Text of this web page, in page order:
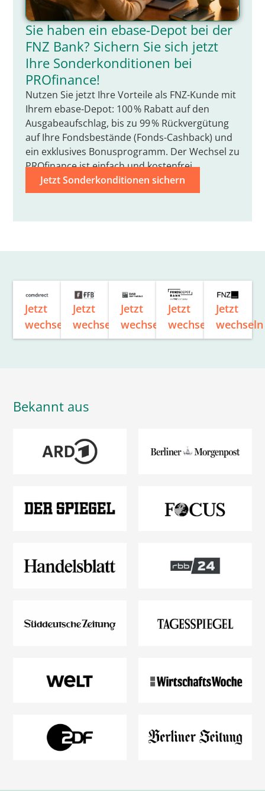
Sie haben ein ebase-Depot bei der
FNZ Bank? Sichern Sie sich jetzt
Ihre Sonderkonditionen bei
PROfinance!
Nutzen Sie jetzt Ihre Vorteile als FNZ-Kunde mit
Ihrem ebase-Depot: 100 % Rabatt auf den
Ausgabeaufschlag, bis zu 99 % Rückvergütung
auf Ihre Fondsbestände (Fonds-Cashback) und
ein exklusives Bonusprogramm. Der Wechsel zu
PROfinance ist einfach und kostenfrei.
Jetzt Sonderkonditionen sichern
Jetzt
wechseln
Jetzt
wechseln
Jetzt
wechseln
Jetzt
wechseln
Jetzt
wechseln
Bekannt aus